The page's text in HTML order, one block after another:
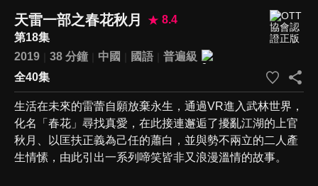
天雷一部之春花秋月
8.4
第18集
2019
38 分鐘 中國 國語
普遍級
全40集
生活在未來的雷蕾自願放棄永生，通過VR進入武林世界，
化名「春花」尋找真愛，在此接連邂逅了擾亂江湖的上官
秋月、以匡扶正義為己任的蕭白，並與勢不兩立的二人產
生情愫，由此引出一系列啼笑皆非又浪漫溫情的故事。